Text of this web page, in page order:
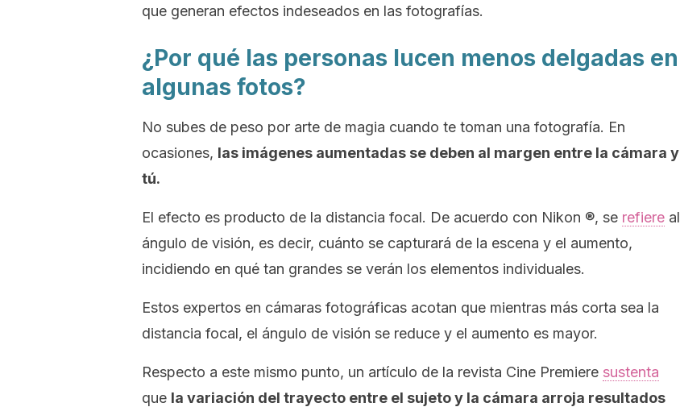
que generan efectos indeseados en las fotografías.
¿Por qué las personas lucen menos delgadas en
algunas fotos?
No subes de peso por arte de magia cuando te toman una fotografía. En
ocasiones, las imágenes aumentadas se deben al margen entre la cámara y
tú.
El efecto es producto de la distancia focal. De acuerdo con Nikon ®, se refiere al
ángulo de visión, es decir, cuánto se capturará de la escena y el aumento,
incidiendo en qué tan grandes se verán los elementos individuales.
Estos expertos en cámaras fotográficas acotan que mientras más corta sea la
distancia focal, el ángulo de visión se reduce y el aumento es mayor.
Respecto a este mismo punto, un artículo de la revista Cine Premiere sustenta
que la variación del trayecto entre el sujeto y la cámara arroja resultados